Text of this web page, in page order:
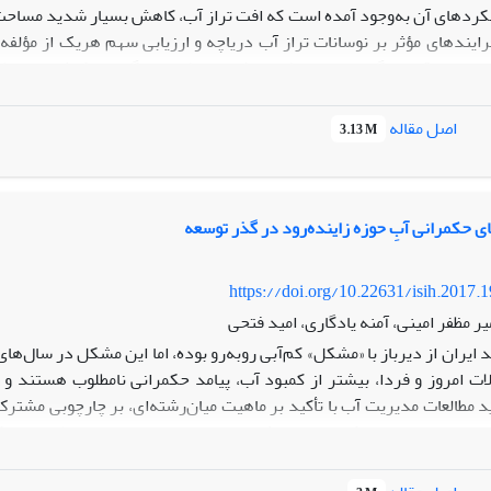
آن به‌وجود آمده است که افت تراز آب، کاهش بسیار شدید
مؤثر بر نوسانات تراز آب دریاچه و ارزیابی سهم هریک از
در قالب الگوی ون‌سیم طراحی شد. در طراحی الگو، اندرکنش و
نقش آبخوان‌های ساحلی دریاچه نیز، ‌هرچند آب‌نگاری معرف
افت شدید سطح آبخوان‌ها، به‌دلیل دردسترس نبودن داده‌های
اصل مقاله 3.13 M
حکمرانی آبِ حوزه زاینده‌رود در گذر توسعه
https://doi.org/10.22631/
مظفر امینی، آمنه یادگاری، امید فتحی
ایران از دیرباز با «مشکل» کم‌آبی روبه‌رو بوده، اما این مشکل در
امروز و فردا، بیشتر از کمبود آب، پیامد حکمرانی نامطلوب
مطالعات مدیریت آب با تأکید بر ماهیت میان‌رشته‌‌ای، بر چارچوبی
و امور عمومی متمرکز است. هدف این مقاله، ارزیابی پایداری
پژوهش مقاله، مبتنی‌بر تلفیق دو رویکرد کمی و کیفی است و
ساخت‌یافته با 171 کشاورز و 68 کارشناس، گردآوری شده است.